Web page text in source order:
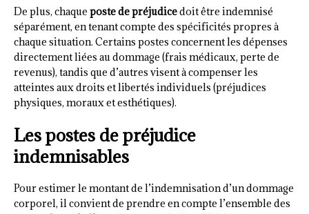
De plus, chaque poste de préjudicedoit être indemnisé
séparément, en tenant compte des spécificités propres à
chaque situation. Certains postes concernent les dépenses
directement liées au dommage (frais médicaux, perte de
revenus), tandis que d’autres visent à compenser les
atteintes aux droits et libertés individuels (préjudices
physiques, moraux et esthétiques).
Les postes de préjudice
indemnisables
Pour estimer le montant de l’indemnisation d’un dommage
corporel, il convient de prendre en compte l’ensemble des